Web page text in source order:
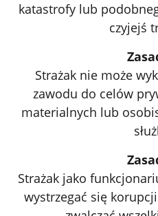
katastrofy lub
czyjejś
Strażak nie może
zawodu do celów
materialnych lub
Strażak jako
wystrzegać się